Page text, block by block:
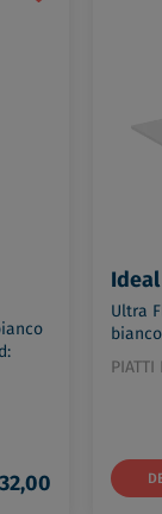
Ultra
prod:
PIATTI